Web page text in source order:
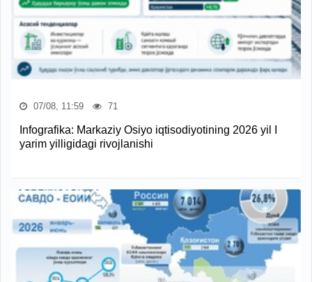
07/08, 11:59 71
Infografika: Markaziy Osiyo iqtisodiyotining 2026 yil I
yarim yilligidagi rivojlanishi